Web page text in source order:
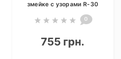
змейке с узорами R-30
0
755 грн.